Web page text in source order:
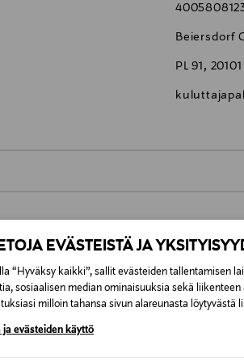
EVÄSTEISTÄ JA
“Hyväksy kaikki”, sallit evästeiden tallentamisen
sosiaalisen median ominaisuuksia sekä
milloin tahansa sivun alareunasta löytyvästä
ja evästeiden käyttö
Beiersdorf
PL 91,
0,00 € –
7,90
Alk. 6,90
tilaukseesi. Voit palauttaa tilaamasi
NÄISTÄ